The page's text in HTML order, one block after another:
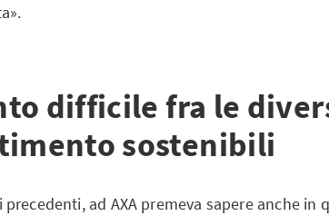
difficile fra le
sostenibili
precedenti, ad AXA premeva sapere anche